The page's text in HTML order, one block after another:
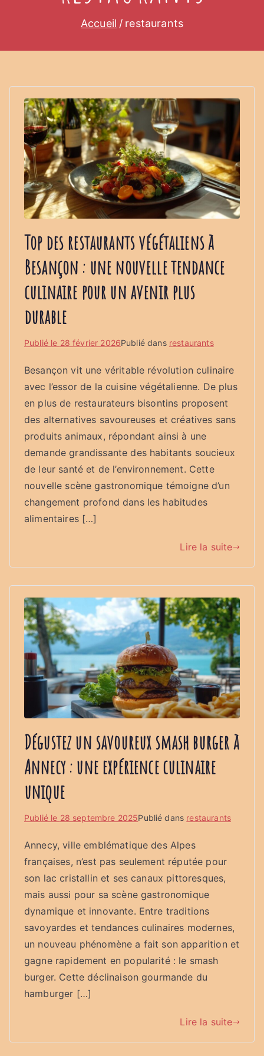
Accueil restaurants
Top des restaurants végétaliens à
Besançon : une nouvelle tendance
culinaire pour un avenir plus
durable
Publié le 28 février 2026Publié dans restaurants
Besançon vit une véritable révolution culinaire
avec l’essor de la cuisine végétalienne. De plus
en plus de restaurateurs bisontins proposent
des alternatives savoureuses et créatives sans
produits animaux, répondant ainsi à une
demande grandissante des habitants soucieux
de leur santé et de l’environnement. Cette
nouvelle scène gastronomique témoigne d’un
changement profond dans les habitudes
alimentaires […]
Lire la suite
Dégustez un savoureux smash burger à
Annecy : une expérience culinaire
unique
Publié le 28 septembre 2025Publié dans restaurants
Annecy, ville emblématique des Alpes
françaises, n’est pas seulement réputée pour
son lac cristallin et ses canaux pittoresques,
mais aussi pour sa scène gastronomique
dynamique et innovante. Entre traditions
savoyardes et tendances culinaires modernes,
un nouveau phénomène a fait son apparition et
gagne rapidement en popularité : le smash
burger. Cette déclinaison gourmande du
hamburger […]
Lire la suite